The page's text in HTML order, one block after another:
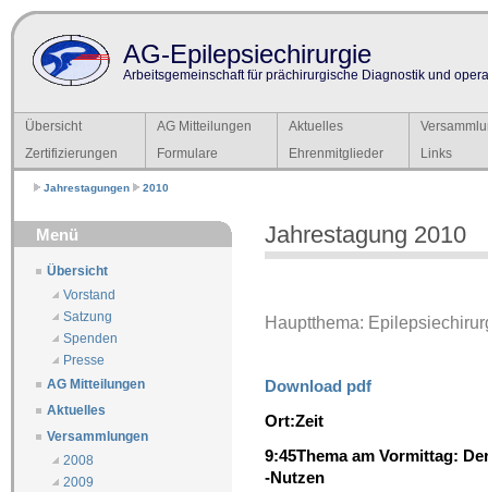
AG-Epilepsiechirurgie
Arbeitsgemeinschaft für prächirurgische Diagnostik und
Übersicht AG Mitteilungen Aktuelles
Zertifizierungen
Formulare Ehrenmitglieder Links
Jahrestagungen 2010
Menü
Übersicht
Vorstand
Satzung
Spenden
Presse
AG Mitteilungen
Aktuelles
Versammlungen
2008
2009
Jahrestagung 2010
Hauptthema:
Download pdf
Ort:Zeit
9:45Thema am Vormittag:
-Nutzen